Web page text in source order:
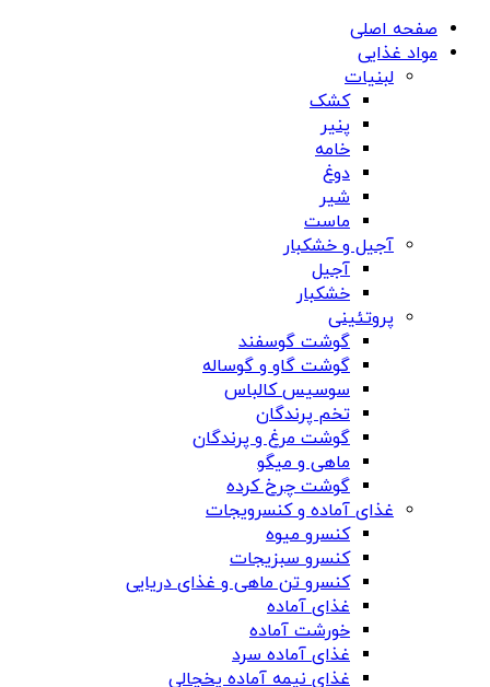
صفحه اصلی
مواد غذایی
لبنیات
کشک
پنیر
خامه
دوغ
شیر
ماست
آجیل و خشکبار
آجیل
خشکبار
پروتئینی
گوشت گوسفند
گوشت گاو و گوساله
سوسیس کالباس
تخم پرندگان
گوشت مرغ و پرندگان
ماهی و میگو
گوشت چرخ کرده
غذای آماده و کنسرویجات
کنسرو میوه
کنسرو سبزیجات
کنسرو تن ماهی و غذای دریایی
غذای آماده
خورشت آماده
غذای آماده سرد
غذای نیمه آماده یخچالی